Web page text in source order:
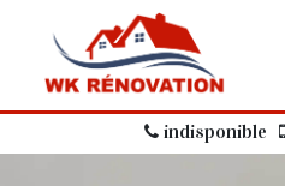
indisponible